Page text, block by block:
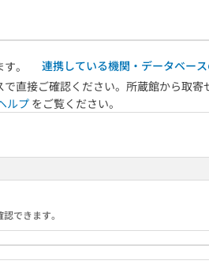
。
連携している機関・データベー
直接ご確認ください。所蔵館から取寄
ルプ をご覧ください。
できます。